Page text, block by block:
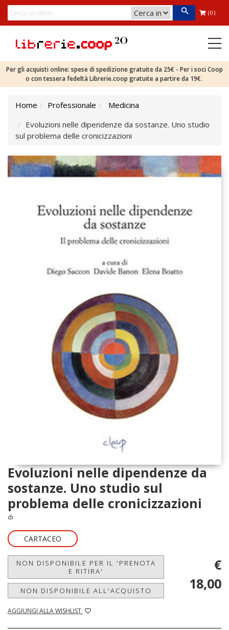
(0)
Per gli acquisti online: spese di spedizione gratuite da 25€ - Per i soci Coop
o con tessera fedeltà Librerie.coop gratuite a partire da 19€.
Home Professionale
Medicina
Evoluzioni nelle dipendenze da sostanze. Uno studio
sul problema delle cronicizzazioni
Evoluzioni nelle dipendenze da
sostanze. Uno studio sul
problema delle cronicizzazioni
di
CARTACEO
NON DISPONIBILE PER IL 'PRENOTA
E RITIRA'
NON DISPONIBILE ALL'ACQUISTO
AGGIUNGI ALLA WISHLIST
€
18,00